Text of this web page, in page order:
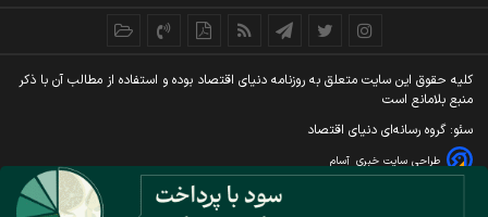
کليه حقوق اين سايت متعلق به روزنامه دنيای اقتصاد بوده و استفاده از مطالب آن با ذکر
منبع بلامانع است
سئو: گروه رسانه‌ای دنیای اقتصاد
طراحی سایت خبری آسام